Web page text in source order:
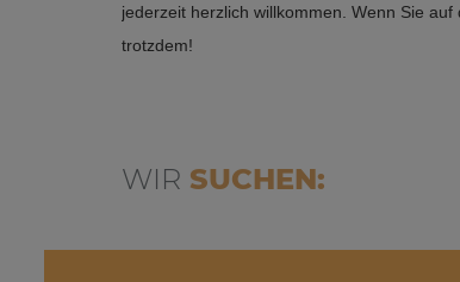
jederzeit herzlich willkommen. Wenn Sie
trotzdem!
WIR SUCHEN: